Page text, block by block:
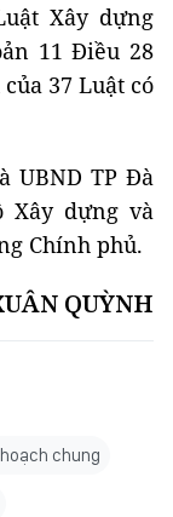
Xây dựng
11 Điều 28
37 Luật có
UBND TP Đà
Xây dựng và
Chính phủ.
QUỲNH
chung